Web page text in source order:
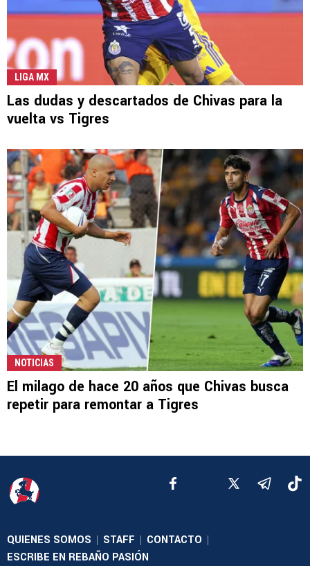
LIGA MX
Las dudas y descartados de Chivas para la
vuelta vs Tigres
NOTICIAS
El milago de hace 20 años que Chivas busca
repetir para remontar a Tigres
QUIENES SOMOS | STAFF | CONTACTO |
ESCRIBE EN REBAÑO PASIÓN